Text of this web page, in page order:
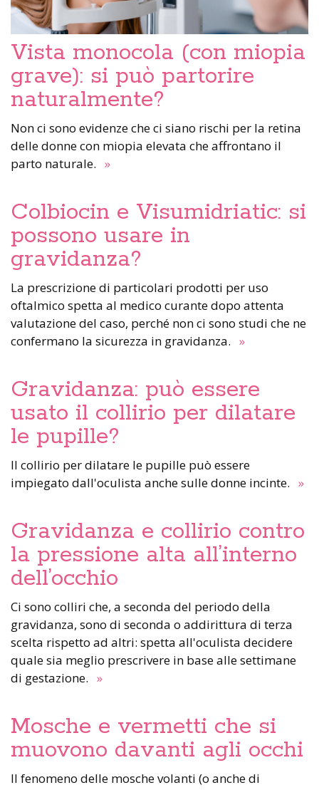
Vista monocola (con miopia
grave): si può partorire
naturalmente?
Non ci sono evidenze che ci siano rischi per la retina
delle donne con miopia elevata che affrontano il
parto naturale. »
Colbiocin e Visumidriatic: si
possono usare in
gravidanza?
La prescrizione di particolari prodotti per uso
oftalmico spetta al medico curante dopo attenta
valutazione del caso, perché non ci sono studi che ne
confermano la sicurezza in gravidanza. »
Gravidanza: può essere
usato il collirio per dilatare
le pupille?
Il collirio per dilatare le pupille può essere
impiegato dall'oculista anche sulle donne incinte. »
Gravidanza e collirio contro
la pressione alta all’interno
dell’occhio
Ci sono colliri che, a seconda del periodo della
gravidanza, sono di seconda o addirittura di terza
scelta rispetto ad altri: spetta all'oculista decidere
quale sia meglio prescrivere in base alle settimane
di gestazione. »
Mosche e vermetti che si
muovono davanti agli occhi
Il fenomeno delle mosche volanti (o anche di